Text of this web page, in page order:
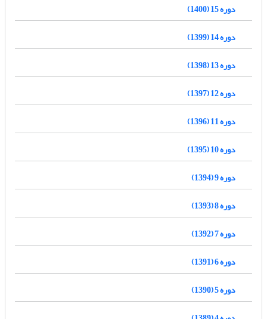
دوره 15 (1400)
دوره 14 (1399)
دوره 13 (1398)
دوره 12 (1397)
دوره 11 (1396)
دوره 10 (1395)
دوره 9 (1394)
دوره 8 (1393)
دوره 7 (1392)
دوره 6 (1391)
دوره 5 (1390)